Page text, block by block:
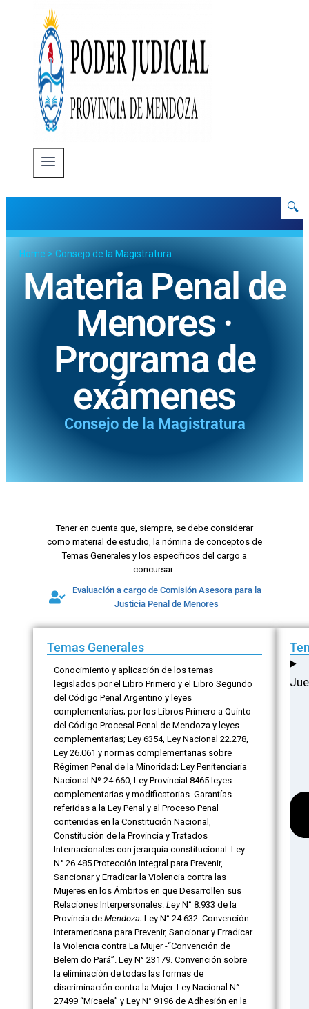
🔍
Home > Consejo de la Magistratura
Materia Penal de
Menores ·
Programa de
exámenes
Consejo de la Magistratura
Tener en cuenta que, siempre, se debe considerar
como material de estudio, la nómina de conceptos de
Temas Generales y los específicos del cargo a
concursar.
Evaluación a cargo de Comisión Asesora para la
Justicia Penal de Menores
Temas Generales
Conocimiento y aplicación de los temas
legislados por el Libro Primero y el Libro Segundo
del Código Penal Argentino y leyes
complementarias; por los Libros Primero a Quinto
del Código Procesal Penal de Mendoza y leyes
complementarias; Ley 6354, Ley Nacional 22.278,
Ley 26.061 y normas complementarias sobre
Régimen Penal de la Minoridad; Ley Penitenciaria
Nacional Nº 24.660, Ley Provincial 8465 leyes
complementarias y modificatorias. Garantías
referidas a la Ley Penal y al Proceso Penal
contenidas en la Constitución Nacional,
Constitución de la Provincia y Tratados
Internacionales con jerarquía constitucional. Ley
N° 26.485 Protección Integral para Prevenir,
Sancionar y Erradicar la Violencia contra las
Mujeres en los Ámbitos en que Desarrollen sus
Relaciones Interpersonales. LeyN° 8.933 de la
Provincia de Mendoza. Ley N° 24.632. Convención
Interamericana para Prevenir, Sancionar y Erradicar
la Violencia contra La Mujer -“Convención de
Belem do Pará”. Ley N° 23179. Convención sobre
la eliminación de todas las formas de
discriminación contra la Mujer. Ley Nacional N°
27499 “Micaela” y Ley N° 9196 de Adhesión en la